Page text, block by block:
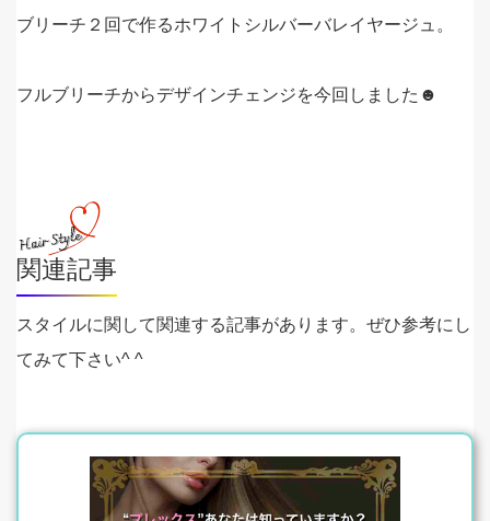
ブリーチ２回で作るホワイトシルバーバレイヤージュ。
フルブリーチからデザインチェンジを今回しました☻
関連記事
スタイルに関して関連する記事があります。ぜひ参考にし
てみて下さい^ ^